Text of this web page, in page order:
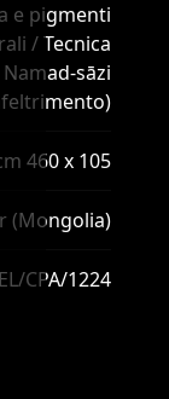
e pigmenti
/ Tecnica
sāzi
460 x 105
(Mongolia)
CPA/1224